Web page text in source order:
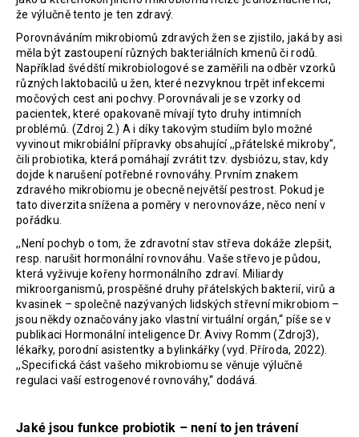
že výlučně tento je ten zdravý.
Porovnáváním mikrobiomů zdravých žen se zjistilo, jaká by asi
měla být zastoupení různých bakteriálních kmenů či rodů.
Například švédští mikrobiologové se zaměřili na odběr vzorků
různých laktobacilů u žen, které nezvyknou trpět infekcemi
močových cest ani pochvy. Porovnávali je se vzorky od
pacientek, které opakovaně mívají tyto druhy intimních
problémů. (Zdroj 2.) A i díky takovým studiím bylo možné
vyvinout mikrobiální přípravky obsahující ,,přátelské mikroby",
čili probiotika, která pomáhají zvrátit tzv. dysbiózu, stav, kdy
dojde k narušení potřebné rovnováhy. Prvním znakem
zdravého mikrobiomu je obecně největší pestrost. Pokud je
tato diverzita snížena a poměry v nerovnováze, něco není v
pořádku.
,,Není pochyb o tom, že zdravotní stav střeva dokáže zlepšit,
resp. narušit hormonální rovnováhu. Vaše střevo je půdou,
která vyživuje kořeny hormonálního zdraví. Miliardy
mikroorganismů, prospěšné druhy přátelských bakterií, virů a
kvasinek – společně nazývaných lidských střevní mikrobiom –
jsou někdy označovány jako vlastní virtuální orgán,“ píše se v
publikaci Hormonální inteligence Dr. Avivy Romm (Zdroj3),
lékařky, porodní asistentky a bylinkářky (vyd. Příroda, 2022).
,,Specifická část vašeho mikrobiomu se věnuje výlučně
regulaci vaší estrogenové rovnováhy,“ dodává.
Jaké jsou funkce probiotik – není to jen trávení